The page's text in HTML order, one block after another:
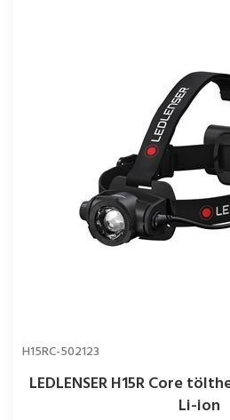
H15RC-502123
LEDLENSER H15R Core
Li-ion